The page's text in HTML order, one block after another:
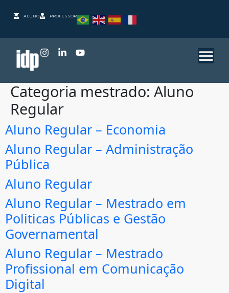
ALUNO PROFESSOR
Categoria mestrado: Aluno
Regular
Aluno Regular – Economia
Aluno Regular – Administração
Pública
Aluno Regular
Aluno Regular – Mestrado em
Politicas Públicas e Gestão
Governamental
Aluno Regular – Mestrado
Profissional em Comunicação
Digital